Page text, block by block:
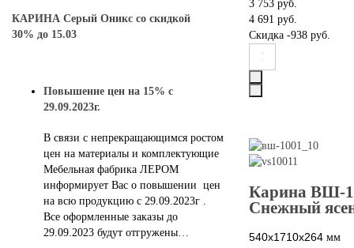
3 753 руб.
4 691 руб.
Скидка -938 руб.
Карина ВШ-
Снежный
540х1710х264 мм
КАРИНА Серый Оникс со скидкой
30% до 15.03
Повышение цен на 15% с
29.09.2023г.
В связи с непрекращающимся ростом
цен на материалы и комплектующие
Мебельная фабрика ЛЕРОМ
информирует Вас о повышении цен
на всю продукцию с 29.09.2023г .
Все оформленные заказы до
29.09.2023 будут отгружены…